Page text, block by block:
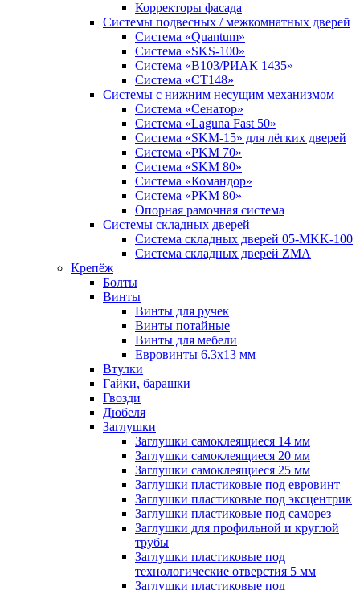
Корректоры фасада
Системы подвесных / межкомнатных дверей
Система «Quantum»
Система «SKS-100»
Система «B103/РИАК 1435»
Система «СТ148»
Системы с нижним несущим механизмом
Система «Сенатор»
Система «Laguna Fast 50»
Система «SKM-15» для лёгких дверей
Система «PKM 70»
Система «SKM 80»
Система «Командор»
Система «PKM 80»
Опорная рамочная система
Системы складных дверей
Система складных дверей 05-MKK-100
Система складных дверей ZMA
Крепёж
Болты
Винты
Винты для ручек
Винты потайные
Винты для мебели
Евровинты 6.3х13 мм
Втулки
Гайки, барашки
Гвозди
Дюбеля
Заглушки
Заглушки самоклеящиеся 14 мм
Заглушки самоклеящиеся 20 мм
Заглушки самоклеящиеся 25 мм
Заглушки пластиковые под евровинт
Заглушки пластиковые под эксцентрик
Заглушки пластиковые под саморез
Заглушки для профильной и круглой
трубы
Заглушки пластиковые под
технологические отверстия 5 мм
Заглушки пластиковые под